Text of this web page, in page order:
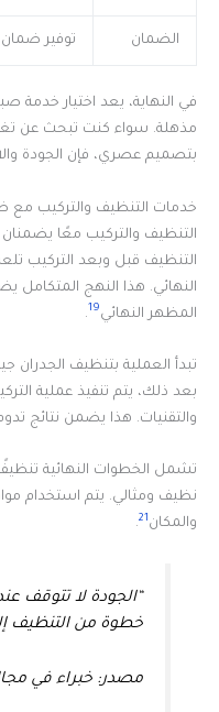
الضمان توفير ضمان
في النهاية، يعد اختيار خدمة
مذهلة. سواء كنت تبحث عن
بتصميم عصري، فإن الجودة
خدمات التنظيف والتركيب مع
التنظيف والتركيب معًا يضمنان
التنظيف قبل وبعد التركيب
النهائي. هذا النهج المتكامل
المظهر النهائي19
.
تبدأ العملية بتنظيف الجدران
بعد ذلك، يتم تنفيذ عملية
والتقنيات. هذا يضمن نتائج
تشمل الخطوات النهائية
نظيف ومثالي. يتم استخدام
والمكان21
.
“الجودة لا تتوقف
خطوة من التنظيف
مصدر: خبراء في